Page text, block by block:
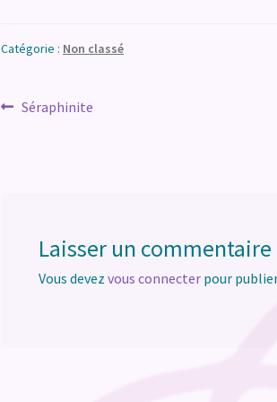
Catégorie : Non classé
Navigation
Article
Séraphinite
Laisser un commentaire
Vous devez vous connecterpour